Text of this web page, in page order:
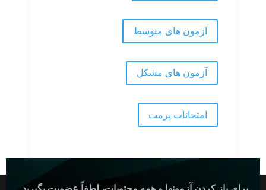
آزمون های متوسط
آزمون های مشکل
امتحانات پرمت